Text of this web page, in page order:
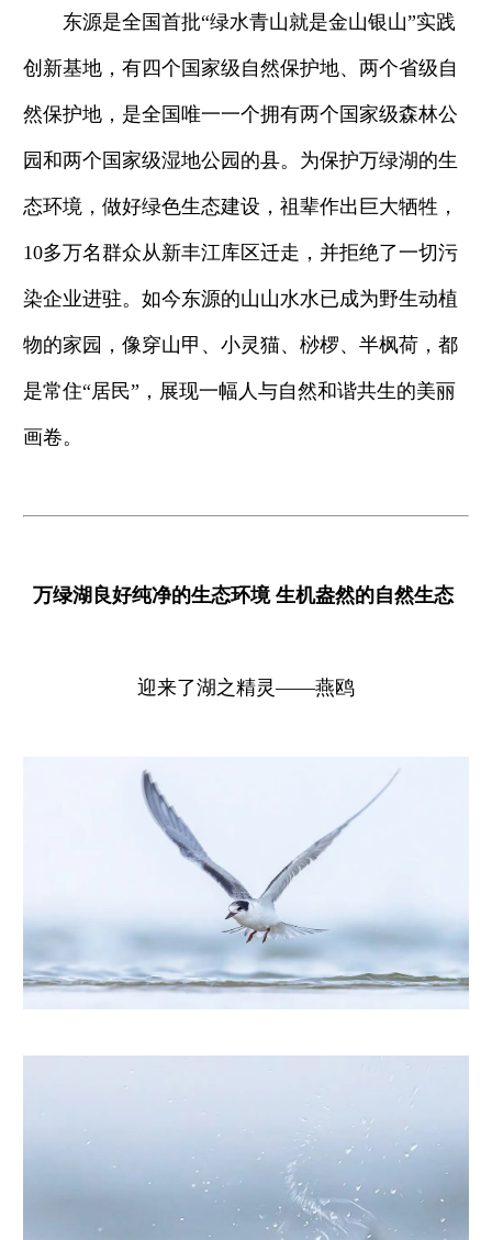
东源是全国首批“绿水青山就是金山银山”实践
创新基地，有四个国家级自然保护地、两个省级自
然保护地，是全国唯一一个拥有两个国家级森林公
园和两个国家级湿地公园的县。为保护万绿湖的生
态环境，做好绿色生态建设，祖辈作出巨大牺牲，
10多万名群众从新丰江库区迁走，并拒绝了一切污
染企业进驻。如今东源的山山水水已成为野生动植
物的家园，像穿山甲、小灵猫、桫椤、半枫荷，都
是常住“居民”，展现一幅人与自然和谐共生的美丽
画卷。
万绿湖良好纯净的生态环境 生机盎然的自然生态
迎来了湖之精灵——燕鸥